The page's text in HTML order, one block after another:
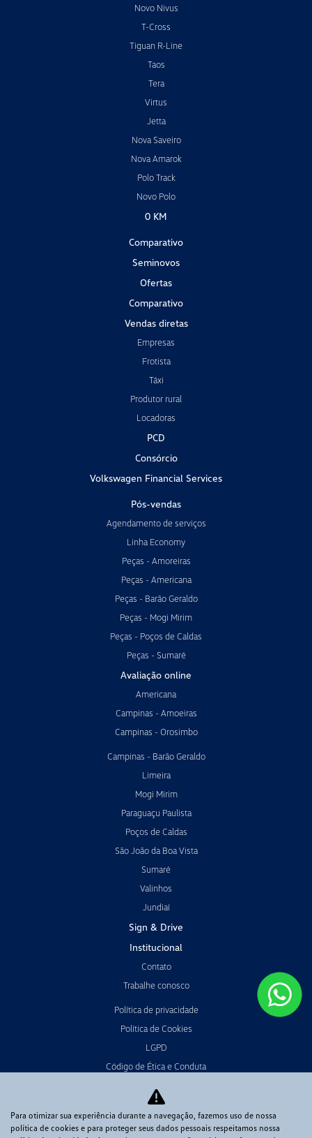
Novo Nivus
T-Cross
Tiguan R-Line
Taos
Tera
Virtus
Jetta
Nova Saveiro
Nova Amarok
Polo Track
Novo Polo
0 KM
Comparativo
Seminovos
Ofertas
Comparativo
Vendas diretas
Empresas
Frotista
Táxi
Produtor rural
Locadoras
PCD
Consórcio
Volkswagen Financial Services
Pós-vendas
Agendamento de serviços
Linha Economy
Peças - Amoreiras
Peças - Americana
Peças - Barão Geraldo
Peças - Mogi Mirim
Peças - Poços de Caldas
Peças - Sumaré
Avaliação online
Americana
Campinas - Amoeiras
Campinas - Orosimbo
Campinas - Barão Geraldo
Limeira
Mogi Mirim
Paraguaçu Paulista
Poços de Caldas
São João da Boa Vista
Sumaré
Valinhos
Jundiaí
Sign & Drive
Institucional
Contato
Trabalhe conosco
Política de privacidade
Política de Cookies
LGPD
Código de Ética e Conduta
Canal de Ouvidoria
Para otimizar sua experiência durante a navegação, fazemos uso de nossa
política de cookies e para proteger seus dados pessoais respeitamos nossa